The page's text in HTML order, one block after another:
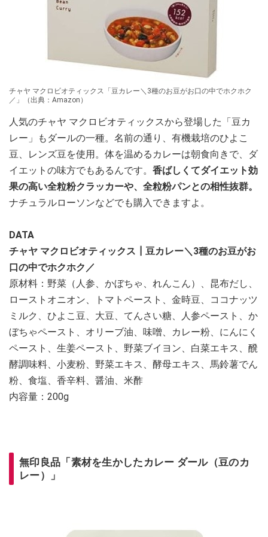
チャヤ マクロビオティックス「豆カレー＼3種のお豆がお口の中でホクホク
／」（出典：Amazon）
人気のチャヤ マクロビオティックスから登場した「豆カ
レー」もダールの一種。名前の通り、有機栽培のひよこ
豆、レンズ豆を使用。体を温めるカレーは朝食向きで、ダ
イエットの味方でもあるんです。 香ばしくてダイエット効
果の高い全粒粉クラッカーや、全粒粉パンとの相性抜群。
ナチュラルローソンなどでも購入できますよ。
DATA
チャヤ マクロビオティックス┃豆カレー＼3種のお豆がお
口の中でホクホク／
原材料：野菜（人参、かぼちゃ、れんこん）、昆布だし、
ローストオニオン、トマトペースト、金時豆、ココナッツ
ミルク、ひよこ豆、大豆、てんさい糖、人参ペースト、か
ぼちゃペースト、オリーブ油、味噌、カレー粉、にんにく
ペースト、生姜ペースト、野菜ブイヨン、白菜エキス、醗
酵調味料、小麦粉、野菜エキス、酵母エキス、馬鈴薯でん
粉、食塩、香辛料、醤油、米酢
内容量：200g
無印良品「素材を生かしたカレー ダール（豆のカ
レー）」